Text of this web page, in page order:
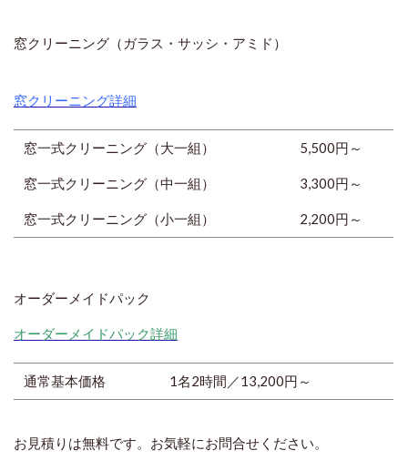
窓クリーニング （ガラス・サッシ・アミド）
窓クリーニング詳細
窓一式クリーニング（大一組） 5,500円 ～
窓一式クリーニング（中一組） 3,300円 ～
窓一式クリーニング（小一組） 2,200円 ～
オーダーメイドパック
オーダーメイドパック詳細
通常基本価格 1名2時間／13,200円～
お見積りは無料です。お気軽にお問合せください。